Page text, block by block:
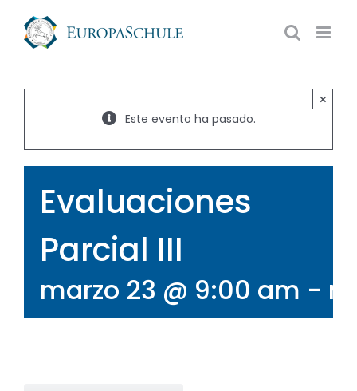
contenido
Este evento ha pasado.
×
Evaluaciones
Parcial III
marzo 23 @ 9:00 am -